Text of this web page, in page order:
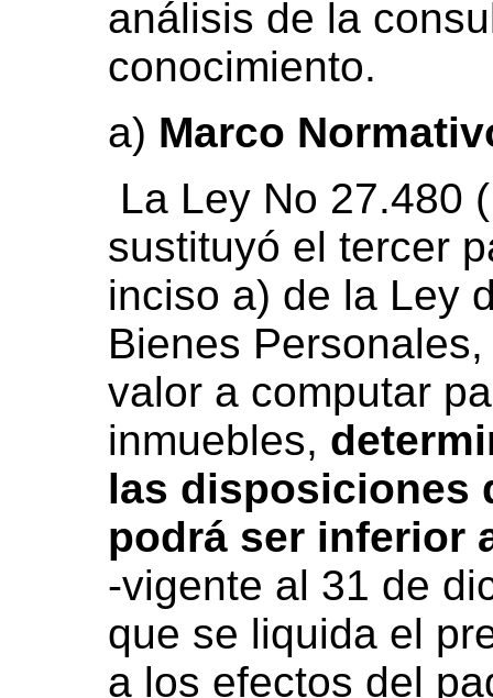
análisis de la
conocimiento.
a) Marco
La Ley No 27.480
sustituyó el tercer
inciso a) de la Ley
Bienes
valor a computar
inmuebles,
las disposiciones
podrá ser inferior
-vigente al 31 de
que se liquida el
a los efectos del